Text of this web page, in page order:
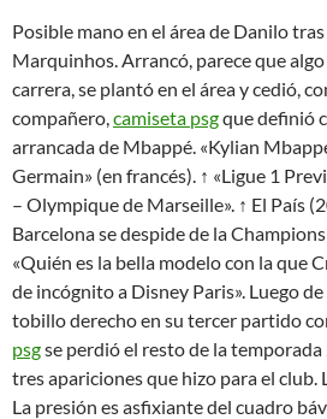
Posible mano en el área de Danilo
Marquinhos. Arrancó, parece que
carrera, se plantó en el área y cedió,
compañero,camiseta psgque definió
arrancada de Mbappé. «Kylian
Germain» (en francés). ↑ «Ligue 1
– Olympique de Marseille». ↑ El País
Barcelona se despide de la
«Quién es la bella modelo con la que
de incógnito a Disney Paris». Luego
tobillo derecho en su tercer partido
psgse perdió el resto de la
tres apariciones que hizo para el club.
La presión es asfixiante del cuadro